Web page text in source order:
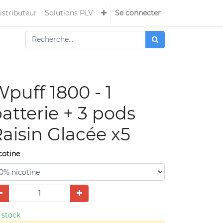
Solutions PLV Se connecter
1800 - 1
+ 3 pods
Glacée x5
stock